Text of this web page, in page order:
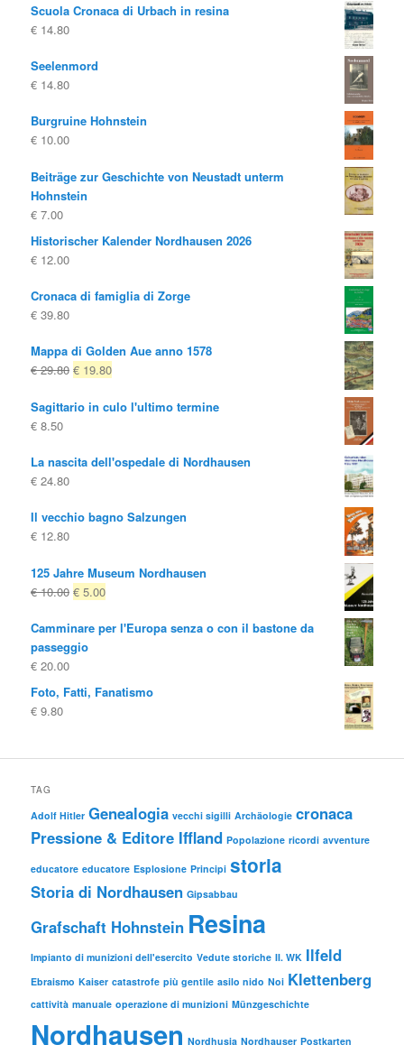
originaleattuale
Scuola Cronaca di Urbach in resina
€ 14.80
Seelenmord
€ 14.80
Burgruine Hohnstein
€ 10.00
Beiträge zur Geschichte von Neustadt unterm
Hohnstein
€ 7.00
Historischer Kalender Nordhausen 2026
€ 12.00
Cronaca di famiglia di Zorge
€ 39.80
Mappa di Golden Aue anno 1578
€29.80 Il
originale
€ 19.80Il
attuale
Sagittario in culo l'ultimo termine
€ 8.50
La nascita dell'ospedale di Nordhausen
€ 24.80
Il vecchio bagno Salzungen
€ 12.80
125 Jahre Museum Nordhausen
€10.00 Il
originale
era:
€ 5.00Il
attuale
Camminare per l'Europa senza o con il bastone da
passeggio
€ 20.00
Foto, Fatti, Fanatismo
€ 9.80
TAG
Adolf Hitler Genealogia vecchi sigilli Archäologie cronaca
Pressione & Editore Iffland Popolazione ricordi avventure
educatore educatore Esplosione Principi storia
Storia di Nordhausen Gipsabbau
Grafschaft Hohnstein Resina
Impianto di munizioni dell'esercito Vedute storiche II. WK Ilfeld
Ebraismo Kaiser catastrofe più gentile asilo nido Noi Klettenberg
cattività manuale operazione di munizioni Münzgeschichte
Nordhausen Nordhusia Nordhauser Postkarten